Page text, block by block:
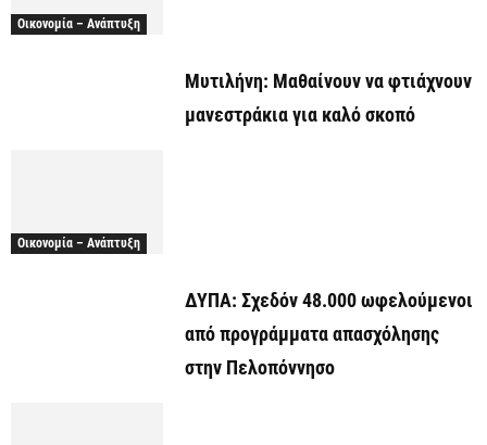
Οικονομία – Ανάπτυξη
Μυτιλήνη: Μαθαίνουν να φτιάχνουν
μανεστράκια για καλό σκοπό
Οικονομία – Ανάπτυξη
ΔΥΠΑ: Σχεδόν 48.000 ωφελούμενοι
από προγράμματα απασχόλησης
στην Πελοπόννησο